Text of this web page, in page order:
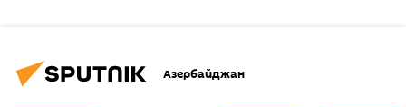
Азербайджан